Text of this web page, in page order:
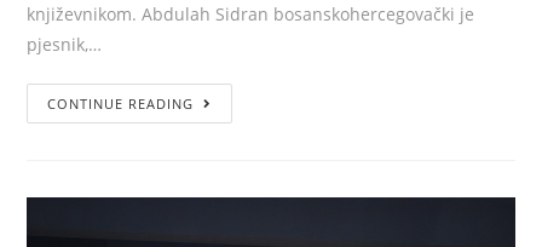
književnikom. Abdulah Sidran bosanskohercegovački je
pjesnik,…
CONTINUE READING